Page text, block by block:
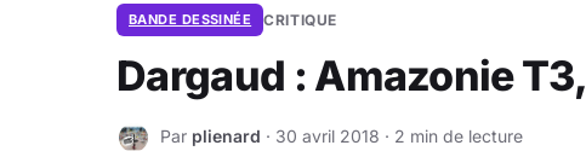
BANDE DESSINÉE CRITIQUE
Dargaud : Amazonie
P Par plienard · 30 avril 2018 · 2 min de lecture